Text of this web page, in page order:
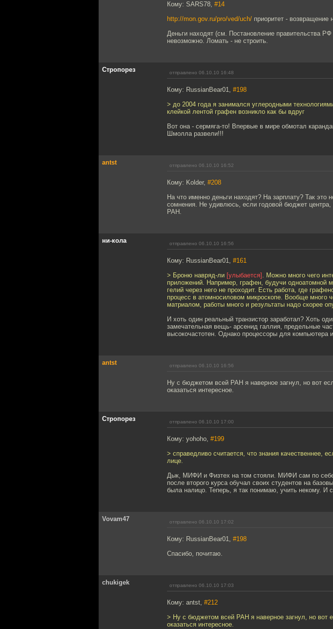
Кому: SARS78, #14
http://mon.gov.ru/pro/ved/uch/ приоритет - возвращение
Деньги находят (см. Постановление правительства
невозможно. Ломать - не строить.
Стропорез отправлено 06.10.10 16:48
Кому: RussianBear01, #198
> до 2004 года я занимался углеродными
клейкой лентой графен возникло как бы вдруг
Вот она - сермяга-то! Впервые в мире обмотал
Шмолла развели!!!
antst отправлено 06.10.10 16:52
Кому: Kolder, #208
На что именно деньги находят? На зарплату? Так
сомнения. Не удивлюсь, если годовой бюджет
РАН.
ни-кола отправлено 06.10.10 16:56
Кому: RussianBear01, #161
> Броню навряд-ли [улыбается] . Можно много чего
приложений. Например, графен, будучи одноатомной
гелий через него не проходит. Есть работа, где
процесс в атомносиловом микроскопе. Вообще много
матриалом, работы много и результаты надо скорее
И хоть один реальный транзистор заработал? Хоть
замечательная вещь- арсенид галлия, предельные
высокочастотен. Однако процессоры для компьютера
antst отправлено 06.10.10 16:56
Ну с бюджетом всей РАН я наверное загнул, но вот
оказаться интересное.
Стропорез отправлено 06.10.10 17:00
Кому: yohoho, #199
> справедливо считается, что знания качественнее,
лице.
Дык, МИФИ и Физтех на том стояли. МИФИ сам по
после второго курса обучал своих студентов на
была налицо. Теперь, я так понимаю, учить некому. И
Vovam47 отправлено 06.10.10 17:02
Кому: RussianBear01, #198
Спасибо, почитаю.
chukigek отправлено 06.10.10 17:03
Кому: antst, #212
> Ну с бюджетом всей РАН я наверное загнул, но вот
оказаться интересное.